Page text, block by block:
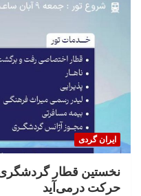
ایران گردی
حرکت درمی‌آید